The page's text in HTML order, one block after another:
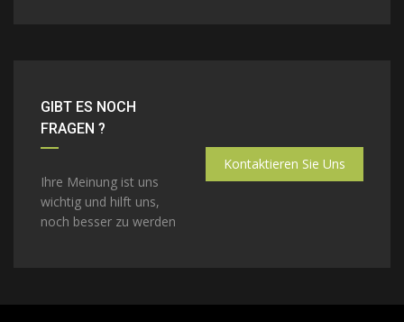
GIBT ES NOCH
FRAGEN ?
Ihre Meinung ist uns
wichtig und hilft uns,
noch besser zu werden
Kontaktieren Sie Uns